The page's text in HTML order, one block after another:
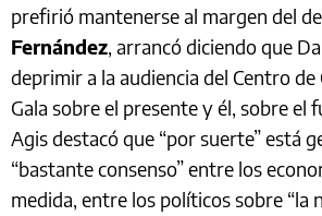
prefirió mantenerse al margen del de
Fernández, arrancó diciendo que
deprimir a la audiencia del Centro de
Gala sobre el presente y él, sobre el
Agis destacó que “por suerte” está
“bastante consenso” entre los
medida, entre los políticos sobre “la